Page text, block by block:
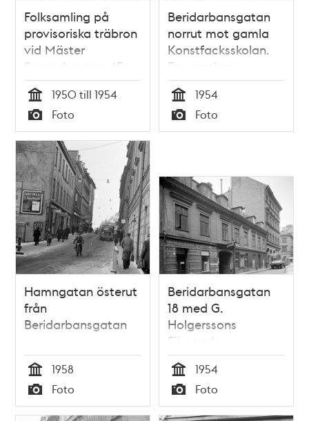
Folksamling på
provisoriska träbron
vid Mäster
Samuelsgatan 45.
Vy söderut med
rivning av kvarteren
Stigbygeln och
Hoven. Numera
platsen för 5:e
höghuset. I bildens
högra kant går
Beridarbansgatan.
Tid
1950 till 1954
Typ
Foto
Beridarbansgatan
norrut mot gamla
Konstfacksskolan.
En varmkorv-
försäljare står vid
trottoaren
Tid
1954
Typ
Foto
Hamngatan österut
från
Beridarbansgatan
Tid
1958
Typ
Foto
Beridarbansgatan
18 med G.
Holgerssons
Förenade
Bilreparationer.
Beridarbansgatan
går söderut mot
Hamngatan 19 (GCI).
Tid
1954
Typ
Foto